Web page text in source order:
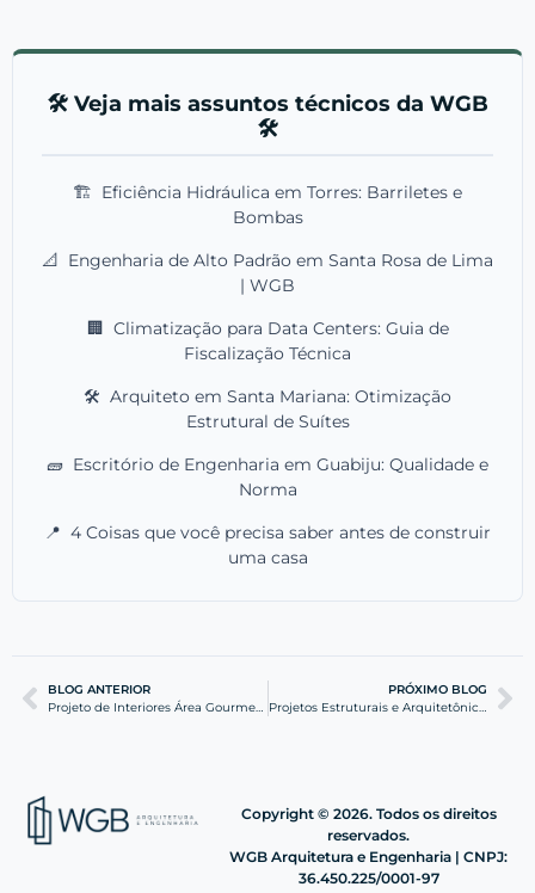
🛠️ Veja mais assuntos técnicos da WGB
🛠️
🏗️ Eficiência Hidráulica em Torres: Barriletes e
Bombas
📐
Engenharia de Alto Padrão em Santa Rosa de Lima
| WGB
🏢
Climatização para Data Centers: Guia de
Fiscalização Técnica
🛠️ Arquiteto em Santa Mariana: Otimização
Estrutural de Suítes
🧱 Escritório de Engenharia em Guabiju: Qualidade e
Norma
📍 4 Coisas que você precisa saber antes de construir
uma casa
BLOG ANTERIOR
Projeto de Interiores Área Gourmet em Itajaí: Guia Técnico
PRÓXIMO BLOG
Projetos Estruturais e Arquitetônicos em Itajaí | WGB
Copyright © 2026. Todos os direitos
reservados.
WGB Arquitetura e Engenharia | CNPJ:
36.450.225/0001-97